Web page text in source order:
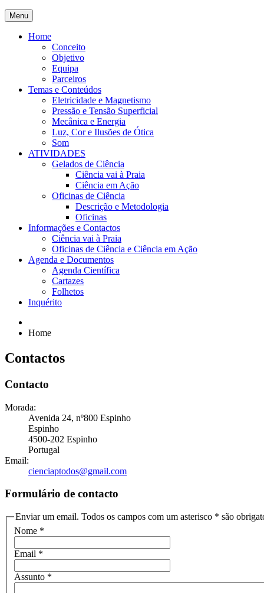
Menu
Home
Conceito
Objetivo
Equipa
Parceiros
Temas e Conteúdos
Eletricidade e Magnetismo
Pressão e Tensão Superficial
Mecânica e Energia
Luz, Cor e Ilusões de Ótica
Som
ATIVIDADES
Gelados de Ciência
Ciência vai à Praia
Ciência em Ação
Oficinas de Ciência
Descrição e Metodologia
Oficinas
Informações e Contactos
Ciência vai à Praia
Oficinas de Ciência e Ciência em Ação
Agenda e Documentos
Agenda Científica
Cartazes
Folhetos
Inquérito
Home
Contactos
Contacto
Morada:
Avenida 24, nº800 Espinho
Espinho
4500-202 Espinho
Portugal
Email:
cienciaptodos@gmail.com
Formulário de contacto
Enviar um email. Todos os campos com um asterisco * são
Nome *
Email *
Assunto *